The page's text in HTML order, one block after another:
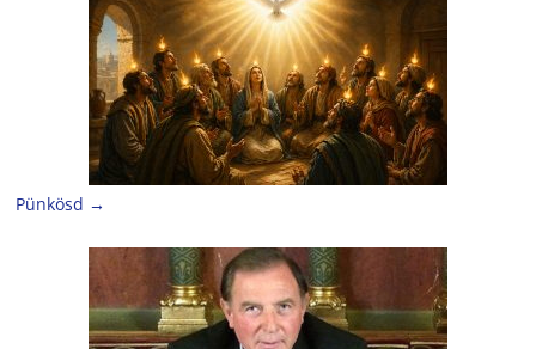
Pünkösd →